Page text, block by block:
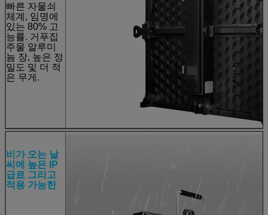
빠른 자물쇠
체계, 임명에
있는 80% 고
능률. 거푸집
주물 알루미
늄 장, 높은 정
밀도 및 더 적
은 무게.
비가 오는 날
씨에 높은 IP
급료 그리고
적용 가능한